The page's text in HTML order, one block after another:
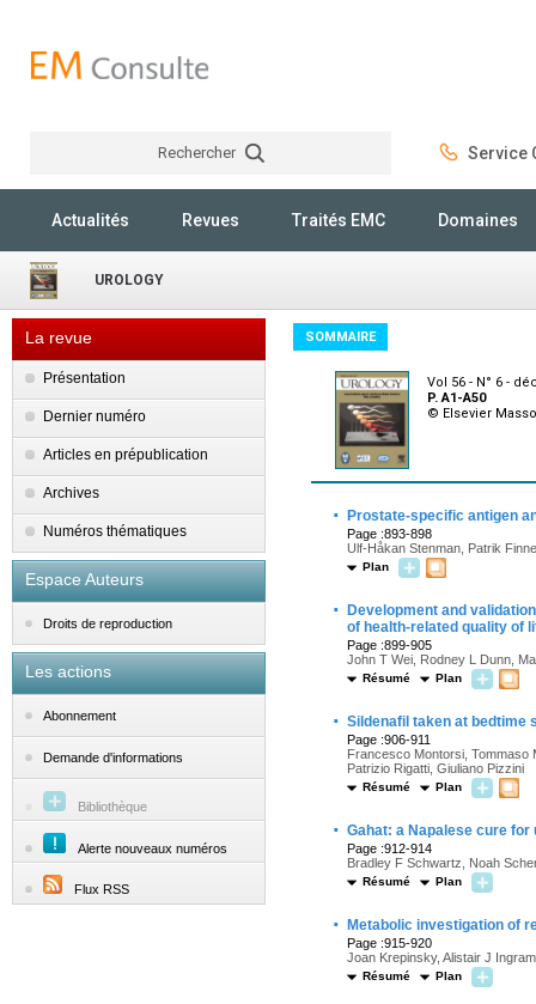
Rechercher Service
Actualités Revues Traités EMC Domaines
UROLOGY
La revue
Présentation
Dernier numéro
Articles en prépublication
Archives
Numéros thématiques
Espace Auteurs
Droits de reproduction
Les actions
Abonnement
Demande d'informations
Bibliothèque
Alerte nouveaux numéros
Flux RSS
SOMMAIRE
Vol 56 - N° 6 -
P. A1-A50
© Elsevier
· Prostate-specific antigen
Page :893-898
Ulf-Håkan Stenman, Patrik
Plan
·
Development and
of health-related quality of
Page :899-905
John T Wei, Rodney L Dunn,
Résumé Plan
· Sildenafil taken at
Page :906-911
Francesco Montorsi, Tommaso
Patrizio Rigatti, Giuliano Pizzini
Résumé Plan
· Gahat: a Napalese cure
Page :912-914
Bradley F Schwartz, Noah
Résumé Plan
· Metabolic investigation of
Page :915-920
Joan Krepinsky, Alistair J
Résumé Plan